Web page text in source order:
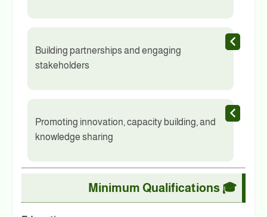
Building partnerships and engaging
stakeholders
Promoting innovation, capacity building, and
knowledge sharing
🎓 Minimum Qualifications